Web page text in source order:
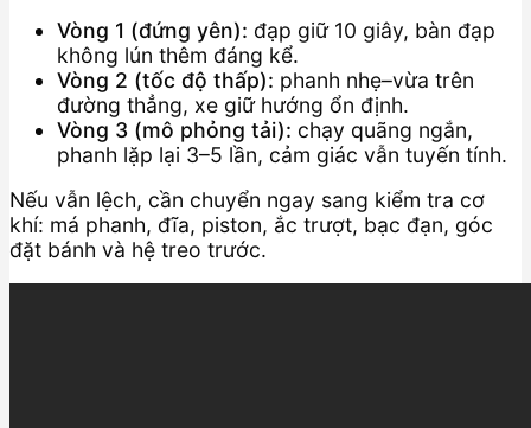
Vòng 1 (đứng yên): đạp giữ 10 giây, bàn đạp
không lún thêm đáng kể.
Vòng 2 (tốc độ thấp): phanh nhẹ–vừa trên
đường thẳng, xe giữ hướng ổn định.
Vòng 3 (mô phỏng tải): chạy quãng ngắn,
phanh lặp lại 3–5 lần, cảm giác vẫn tuyến tính.
Nếu vẫn lệch, cần chuyển ngay sang kiểm tra cơ
khí: má phanh, đĩa, piston, ắc trượt, bạc đạn, góc
đặt bánh và hệ treo trước.